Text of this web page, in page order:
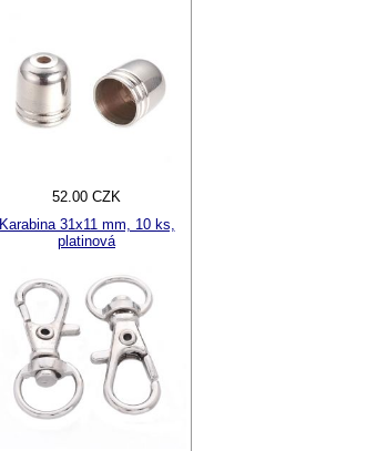
52.00 CZK
Karabina 31x11 mm, 10 ks,
platinová